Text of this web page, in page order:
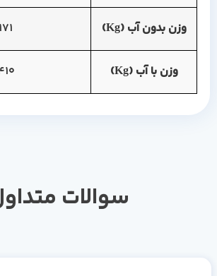
وزن بدون آب (Kg)
وزن با آب (Kg)
سوالات متداول